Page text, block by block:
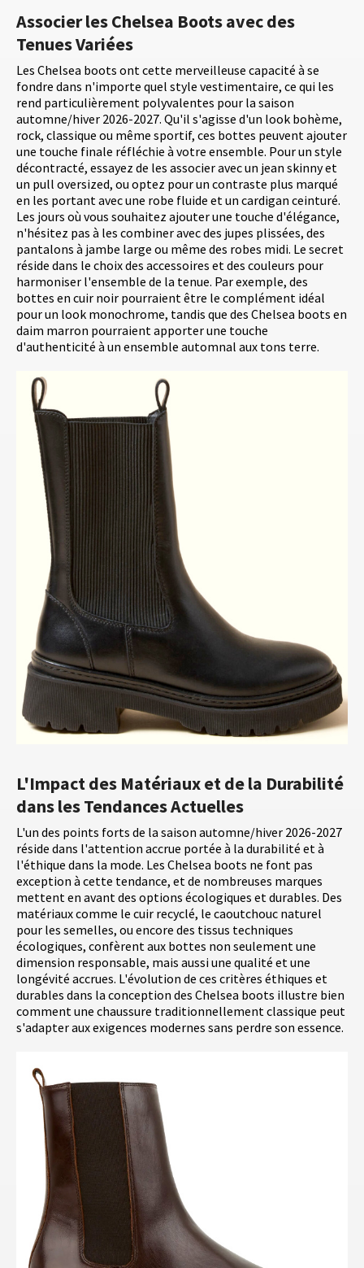
Associer les Chelsea Boots avec des
Tenues Variées
Les Chelsea boots ont cette merveilleuse capacité à se
fondre dans n'importe quel style vestimentaire, ce qui les
rend particulièrement polyvalentes pour la saison
automne/hiver 2026-2027. Qu'il s'agisse d'un look bohème,
rock, classique ou même sportif, ces bottes peuvent ajouter
une touche finale réfléchie à votre ensemble. Pour un style
décontracté, essayez de les associer avec un jean skinny et
un pull oversized, ou optez pour un contraste plus marqué
en les portant avec une robe fluide et un cardigan ceinturé.
Les jours où vous souhaitez ajouter une touche d'élégance,
n'hésitez pas à les combiner avec des jupes plissées, des
pantalons à jambe large ou même des robes midi. Le secret
réside dans le choix des accessoires et des couleurs pour
harmoniser l'ensemble de la tenue. Par exemple, des
bottes en cuir noir pourraient être le complément idéal
pour un look monochrome, tandis que des Chelsea boots en
daim marron pourraient apporter une touche
d'authenticité à un ensemble automnal aux tons terre.
L'Impact des Matériaux et de la Durabilité
dans les Tendances Actuelles
L'un des points forts de la saison automne/hiver 2026-2027
réside dans l'attention accrue portée à la durabilité et à
l'éthique dans la mode. Les Chelsea boots ne font pas
exception à cette tendance, et de nombreuses marques
mettent en avant des options écologiques et durables. Des
matériaux comme le cuir recyclé, le caoutchouc naturel
pour les semelles, ou encore des tissus techniques
écologiques, confèrent aux bottes non seulement une
dimension responsable, mais aussi une qualité et une
longévité accrues. L'évolution de ces critères éthiques et
durables dans la conception des Chelsea boots illustre bien
comment une chaussure traditionnellement classique peut
s'adapter aux exigences modernes sans perdre son essence.